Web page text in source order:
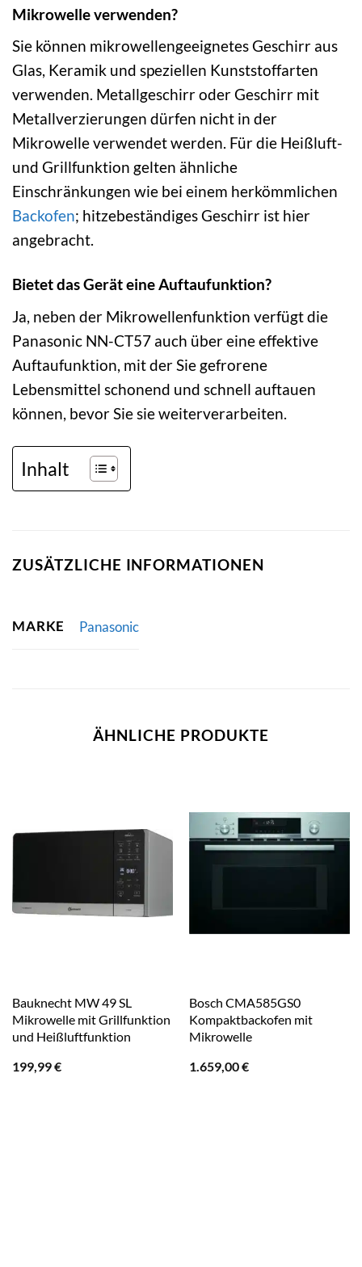
Mikrowelle verwenden?
Sie können mikrowellengeeignetes Geschirr aus
Glas, Keramik und speziellen Kunststoffarten
verwenden. Metallgeschirr oder Geschirr mit
Metallverzierungen dürfen nicht in der
Mikrowelle verwendet werden. Für die Heißluft-
und Grillfunktion gelten ähnliche
Einschränkungen wie bei einem herkömmlichen
Backofen; hitzebeständiges Geschirr ist hier
angebracht.
Bietet das Gerät eine Auftaufunktion?
Ja, neben der Mikrowellenfunktion verfügt die
Panasonic NN-CT57 auch über eine effektive
Auftaufunktion, mit der Sie gefrorene
Lebensmittel schonend und schnell auftauen
können, bevor Sie sie weiterverarbeiten.
Inhalt
ZUSÄTZLICHE INFORMATIONEN
MARKE Panasonic
ÄHNLICHE PRODUKTE
Bauknecht MW 49 SL
Mikrowelle mit Grillfunktion
und Heißluftfunktion
199,99€
Bosch CMA585GS0
Kompaktbackofen mit
Mikrowelle
1.659,00€